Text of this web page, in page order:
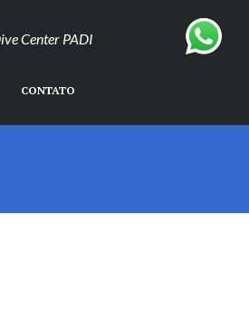
Center PADI
CONTATO